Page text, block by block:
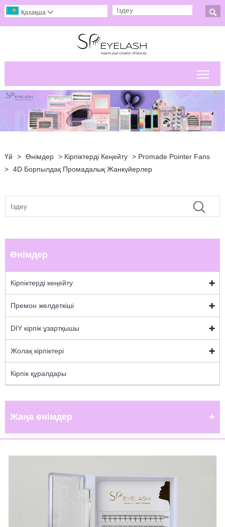

Қазақша 
Үй > Өнімдер > Кірпіктерді Кеңейту > Promade Pointer Fans
> 4D Борпылдақ Промадалық Жанкүйерлер
Өнімдер
Кірпіктерді кеңейту
Премон желдеткіші
DIY кірпік ұзартқышы
Жолақ кірпіктері
Кірпік құралдары
Жаңа өнімдер